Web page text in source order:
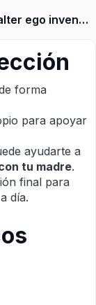
Renacer a mí mismo: encarna tu alter ego invencible
forma
para apoyar
ayudarte a
tu madre.
final para
día.